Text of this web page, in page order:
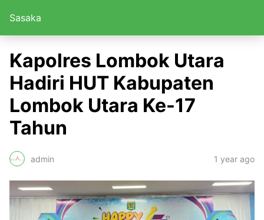
Sasaka
Kapolres Lombok Utara
Hadiri HUT Kabupaten
Lombok Utara Ke-17
Tahun
admin 1 year ago